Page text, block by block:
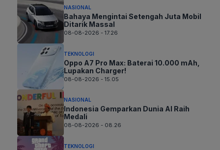
NASIONAL
Bahaya Mengintai Setengah Juta Mobil
Ditarik Massal
08-08-2026 - 17.26
TEKNOLOGI
Oppo A7 Pro Max: Baterai 10.000 mAh,
Lupakan Charger!
08-08-2026 - 15.05
NASIONAL
Indonesia Gemparkan Dunia AI Raih
Medali
08-08-2026 - 08.26
TEKNOLOGI